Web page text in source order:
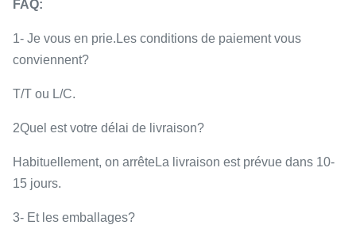
FAQ:
1- Je vous en prie. Les conditions de paiement vous
conviennent?
T/T ou L/C.
2Quel est votre délai de livraison?
Habituellement, on arrêteLa livraison est prévue dans 10-
15 jours.
3- Et les emballages?